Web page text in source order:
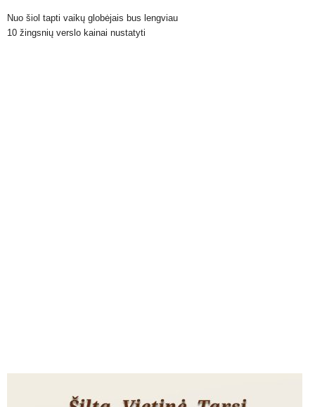
Nuo šiol tapti vaikų globėjais bus lengviau
10 žingsnių verslo kainai nustatyti